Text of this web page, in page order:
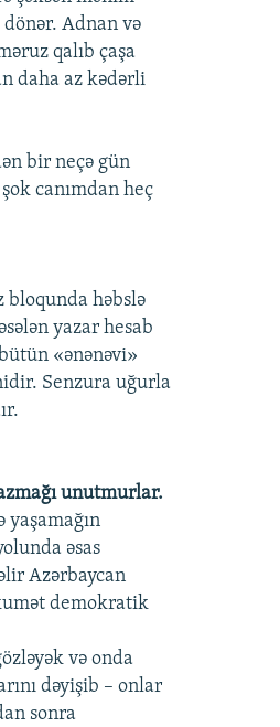
Adnan və
qalıb çaşa
daha az kədərli
bir neçə gün
canımdan heç
bloqunda həbslə
yazar hesab
«ənənəvi»
Senzura uğurla
unutmurlar.
əsas
Azərbaycan
demokratik
və onda
dəyişib – onlar
sonra